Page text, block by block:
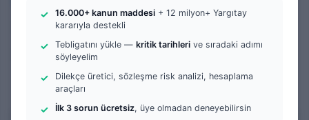
16.000+ kanun maddesi + 12 milyon+ Yargıtay
kararıyla destekli
Tebligatını yükle — kritik tarihleri ve sıradaki adımı
söyleyelim
Dilekçe üretici, sözleşme risk analizi, hesaplama
araçları
İlk 3 sorun ücretsiz, üye olmadan deneyebilirsin
İş Davası Ortalama Ne
Kadar Sürer
89 6 dakika okuma süresi